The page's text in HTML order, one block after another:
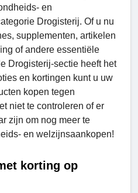
en
Drogisterij. Of u nu
supplementen, artikelen
of andere essentiële
Drogisterij-sectie heeft het
en kortingen kunt u uw
kopen tegen
niet te controleren of er
zijn om nog meer te
en welzijnsaankopen!
korting op